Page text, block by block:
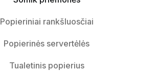
Popieriniai rankšluosčiai
Popierinės servertėlės
Tualetinis popierius